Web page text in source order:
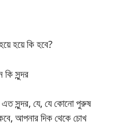
হয়ে কি হবে?
সুন্দর
এত সুন্দর, যে, যে কোনো পুরুষ
আপনার দিক থেকে চোখ